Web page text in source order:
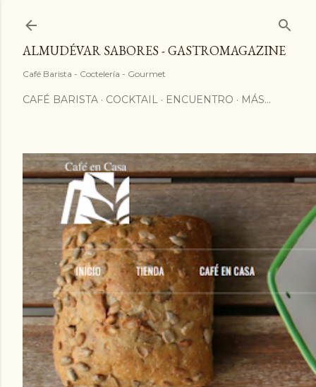
ALMUDÉVAR SABORES - GASTROMAGAZINE
Café Barista - Coctelería - Gourmet
CAFÉ BARISTA COCKTAIL ENCUENTRO MÁS…